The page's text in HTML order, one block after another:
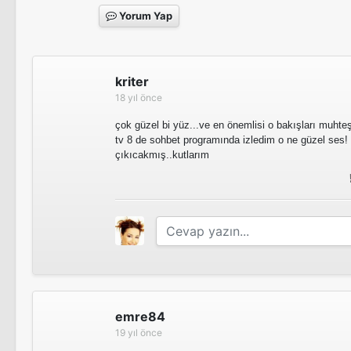
Yorum Yap
kriter
18 yıl önce
çok güzel bi yüz...ve en önemlisi o bakışları
tv 8 de sohbet programında izledim o ne güzel ses!
çıkıcakmış..kutlarım
emre84
19 yıl önce